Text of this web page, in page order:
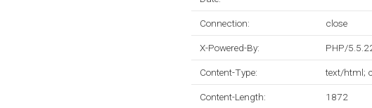
Connection: close
X-Powered-By: PHP/
Content-Type: text/html;
Content-Length: 1872